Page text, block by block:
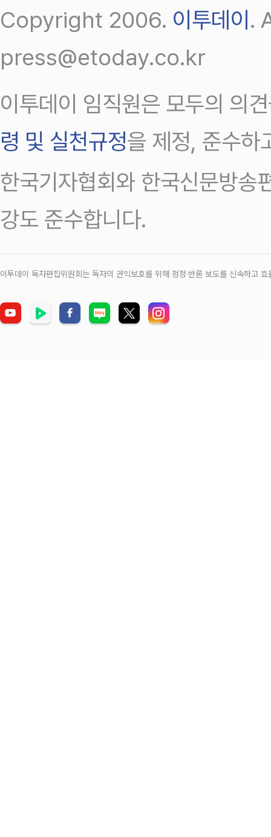
Copyright 2006. 이투데이 .
press@etoday.co.kr
이투데이 임직원은 모두의 의
령 및 실천규정을 제정, 준수하
한국기자협회와 한국신문방송
강도 준수합니다.
이투데이 독자편집위원회는 독자의 권익보호를 위해 정정‧반론 보도를 신속하고